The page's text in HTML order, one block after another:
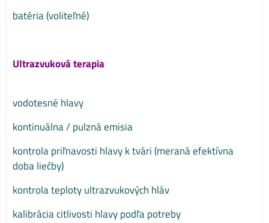
batéria (voliteľné)
Ultrazvuková terapia
vodotesné hlavy
kontinuálna / pulzná emisia
kontrola priľnavosti hlavy k tvári (meraná efektívna
doba liečby)
kontrola teploty ultrazvukových hláv
kalibrácia citlivosti hlavy podľa potreby